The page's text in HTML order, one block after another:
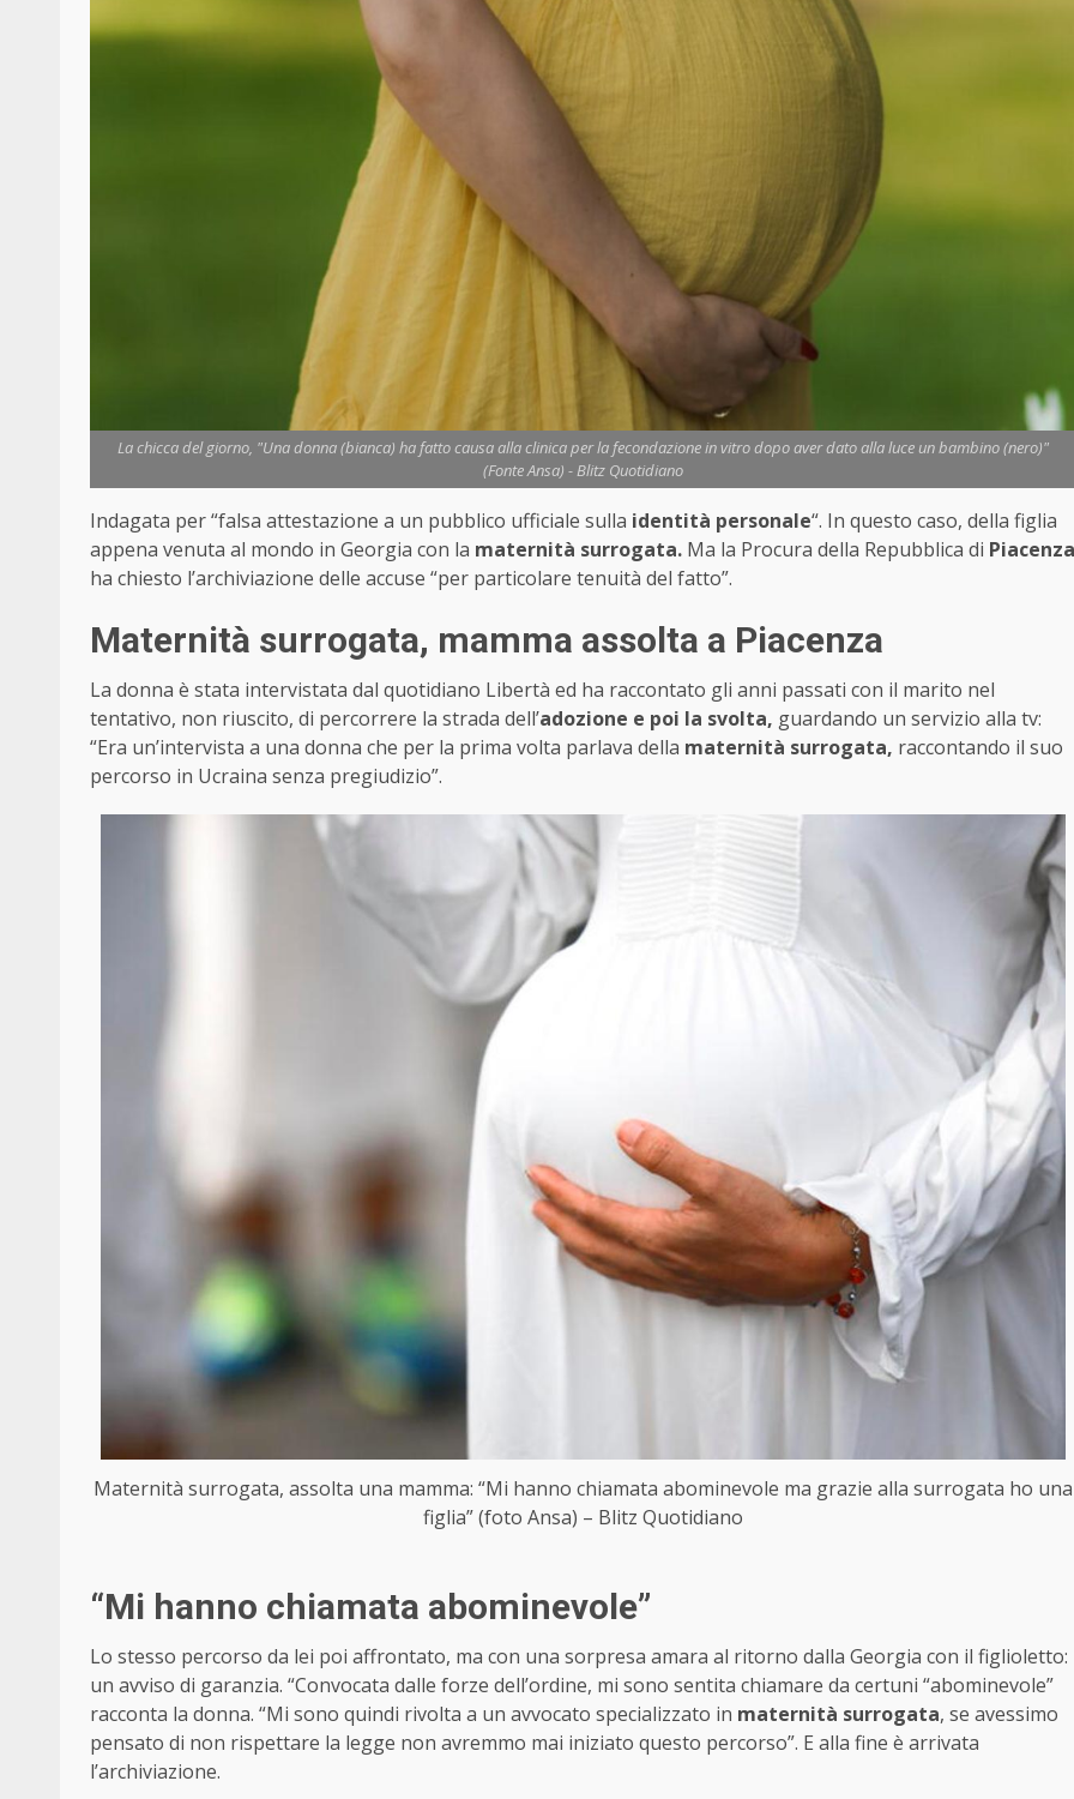
La chicca del giorno, "Una donna (bianca) ha fatto causa alla clinica per la fecondazione in vitro dopo aver dato alla luce un bambino (nero)"
(Fonte Ansa) - Blitz Quotidiano
Indagata per “falsa attestazione a un pubblico ufficiale sulla identità personale“. In questo caso, della figlia
appena venuta al mondo in Georgia con la maternità surrogata. Ma la Procura della Repubblica di Piacenza
ha chiesto l’archiviazione delle accuse “per particolare tenuità del fatto”.
Maternità surrogata, mamma assolta a Piacenza
La donna è stata intervistata dal quotidiano Libertà ed ha raccontato gli anni passati con il marito nel
tentativo, non riuscito, di percorrere la strada dell’adozione e poi la svolta, guardando un servizio alla tv:
“Era un’intervista a una donna che per la prima volta parlava della maternità surrogata, raccontando il suo
percorso in Ucraina senza pregiudizio”.
Maternità surrogata, assolta una mamma: “Mi hanno chiamata abominevole ma grazie alla surrogata ho una
figlia” (foto Ansa) – Blitz Quotidiano
“Mi hanno chiamata abominevole”
Lo stesso percorso da lei poi affrontato, ma con una sorpresa amara al ritorno dalla Georgia con il figlioletto:
un avviso di garanzia. “Convocata dalle forze dell’ordine, mi sono sentita chiamare da certuni “abominevole”
racconta la donna. “Mi sono quindi rivolta a un avvocato specializzato in maternità surrogata, se avessimo
pensato di non rispettare la legge non avremmo mai iniziato questo percorso”. E alla fine è arrivata
l’archiviazione.